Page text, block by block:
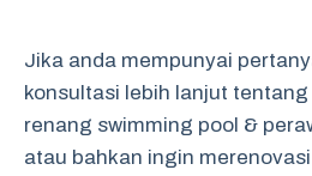
Jika anda mempunyai
konsultasi lebih lanjut
renang swimming pool &
atau bahkan ingin